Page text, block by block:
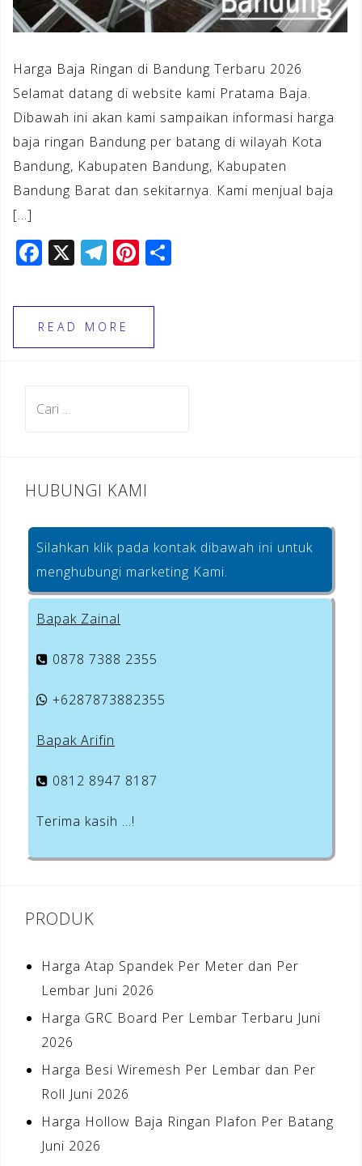
Harga Baja Ringan di Bandung Terbaru 2026
Selamat datang di website kami Pratama Baja.
Dibawah ini akan kami sampaikan informasi harga
baja ringan Bandung per batang di wilayah Kota
Bandung, Kabupaten Bandung, Kabupaten
Bandung Barat dan sekitarnya. Kami menjual baja
[…]
F
c
e
b
o
X T
e
gr
a
Pi
te
e
READ MORE
HUBUNGI KAMI
Silahkan klik pada kontak dibawah ini untuk
menghubungi marketing Kami.
Bapak Zainal
0878 7388 2355
+6287873882355
Bapak Arifin
0812 8947 8187
Terima kasih …!
PRODUK
Harga Atap Spandek Per Meter dan Per
Lembar Juni 2026
Harga GRC Board Per Lembar Terbaru Juni
2026
Harga Besi Wiremesh Per Lembar dan Per
Roll Juni 2026
Harga Hollow Baja Ringan Plafon Per Batang
Juni 2026